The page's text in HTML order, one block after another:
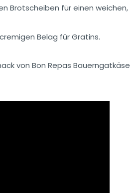
Brotscheiben für einen weichen,
Belag für Gratins.
von Bon Repas Bauerngatkäse